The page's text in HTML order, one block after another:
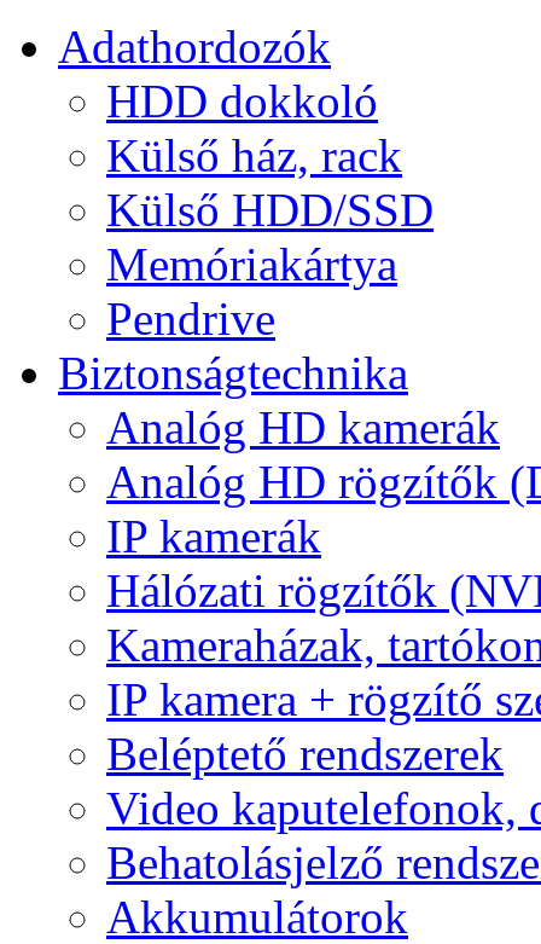
Adathordozók
HDD dokkoló
Külső ház, rack
Külső HDD/SSD
Memóriakártya
Pendrive
Biztonságtechnika
Analóg HD kamerák
Analóg HD rögzítők
IP kamerák
Hálózati rögzítők
Kameraházak,
IP kamera + rögzítő
Beléptető rendszerek
Video kaputelefonok,
Behatolásjelző
Akkumulátorok